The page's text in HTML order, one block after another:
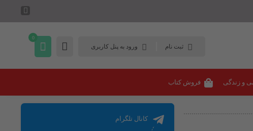
ثبت نام ورود به پنل کاربری
0
و زندگی فروش کتاب
کانال تلگرام